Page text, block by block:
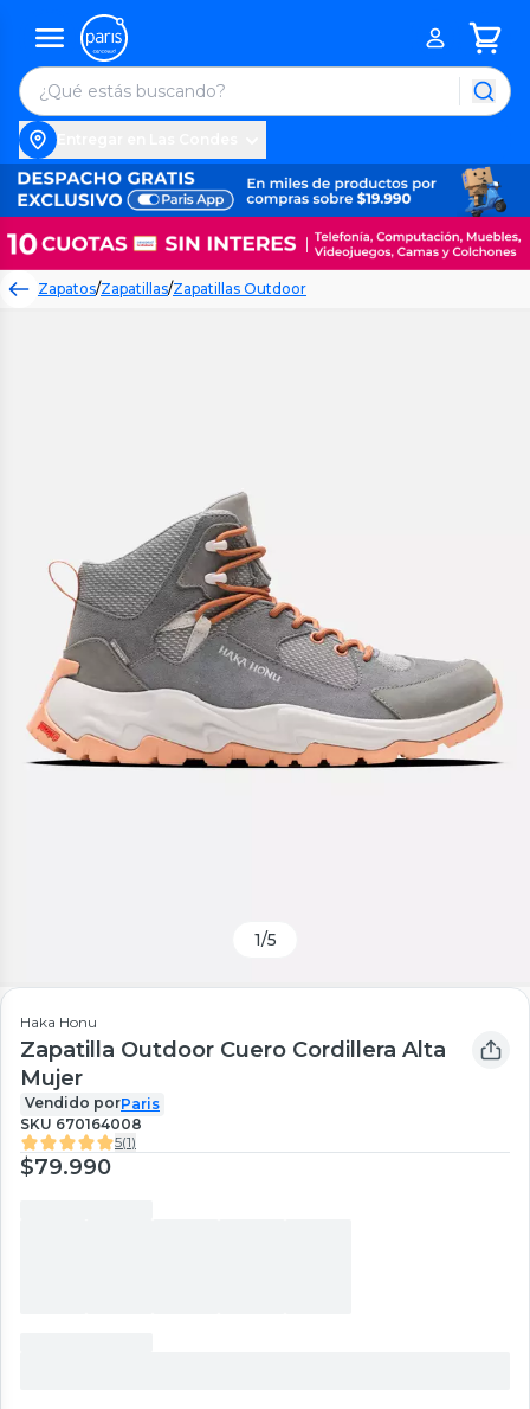
Zapatos/Zapatillas/Zapatillas Outdoor
1/5
Haka Honu
Zapatilla Outdoor Cuero Cordillera Alta
Mujer
Vendido porParis
SKU 670164008
5(1)
$79.990